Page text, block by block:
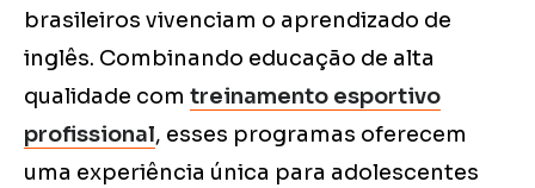
brasileiros vivenciam o aprendizado de
inglês. Combinando educação de alta
qualidade com treinamento esportivo
profissional, esses programas oferecem
uma experiência única para adolescentes